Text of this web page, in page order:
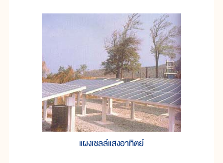
แผงเซลล์แสงอาทิตย์